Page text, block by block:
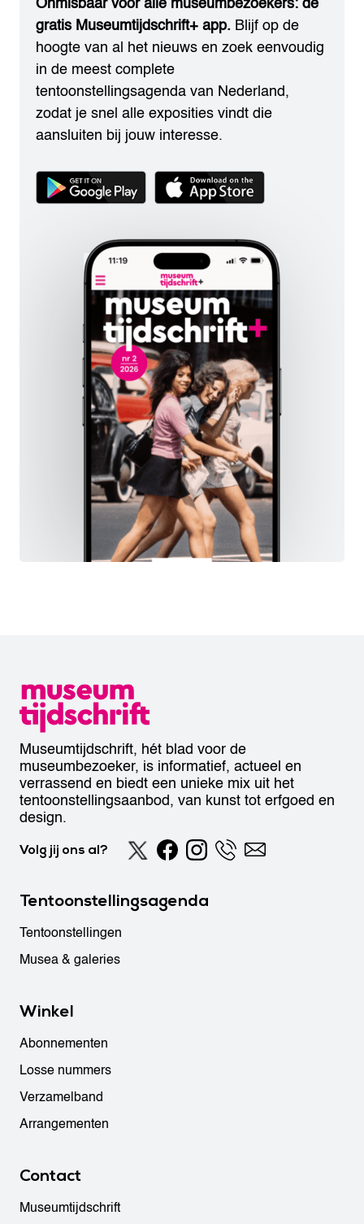
gratis Museumtijdschrift+ app. Blijf op de
hoogte van al het nieuws en zoek eenvoudig
in de meest complete
tentoonstellingsagenda van Nederland,
zodat je snel alle exposities vindt die
aansluiten bij jouw interesse.
Museumtijdschrift, hét blad voor de
museumbezoeker, is informatief, actueel en
verrassend en biedt een unieke mix uit het
tentoonstellingsaanbod, van kunst tot erfgoed en
design.
Volg jij ons al?
Tentoonstellingsagenda
Tentoonstellingen
Musea & galeries
Winkel
Abonnementen
Losse nummers
Verzamelband
Arrangementen
Contact
Museumtijdschrift